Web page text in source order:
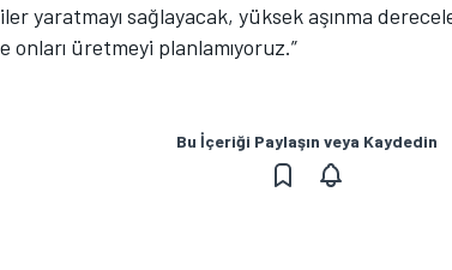
yaratmayı sağlayacak, yüksek aşınma
onları üretmeyi planlamıyoruz.”
Bu İçeriği Paylaşın veya Kaydedin